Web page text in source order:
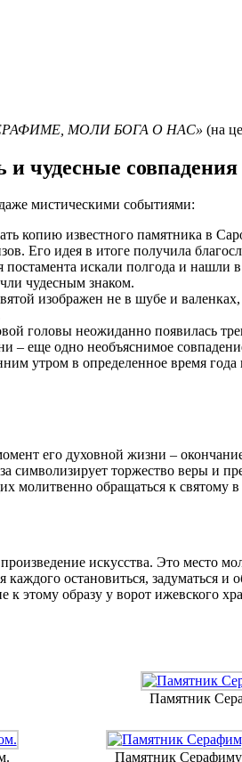
МОЛИ БОГА О НАС» (на
и чудесные совпадения
мистическими событиями:
копию известного памятника в
Его идея в итоге получила
искали полгода и нашли
чудесным знаком.
изображен не в шубе и
головы неожиданно появилась
– еще одно необъяснимое
утром в определенное время
его духовной жизни –
символизирует торжество веры и
молитвенно обращаться к святому
искусства. Это место
остановиться, задуматься и
этому образу у ворот ижевского
Памятник
Памятник Серафиму